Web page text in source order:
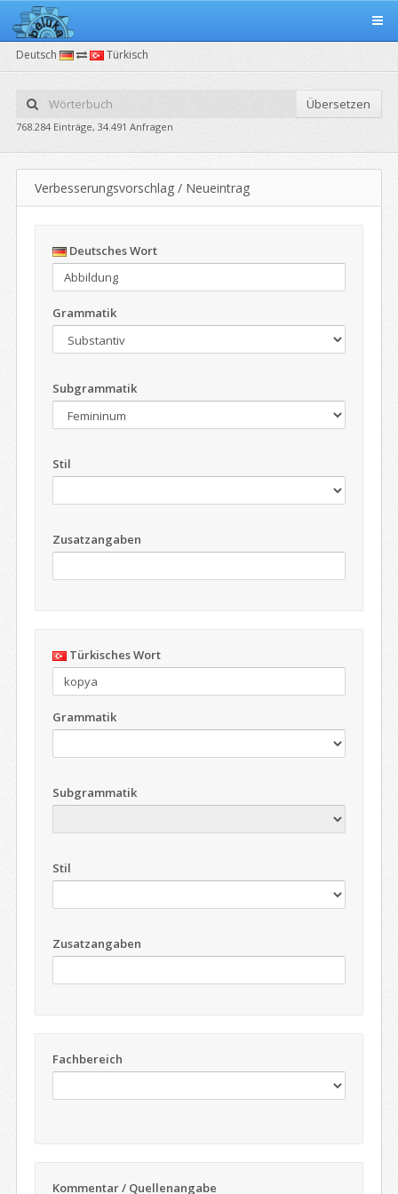
Deutsch Türkisch
Übersetzen
768.284 Einträge, 34.491 Anfragen
Verbesserungsvorschlag / Neueintrag
Deutsches Wort
Grammatik
Subgrammatik
Stil
Zusatzangaben
Türkisches Wort
Grammatik
Subgrammatik
Stil
Zusatzangaben
Fachbereich
Kommentar / Quellenangabe